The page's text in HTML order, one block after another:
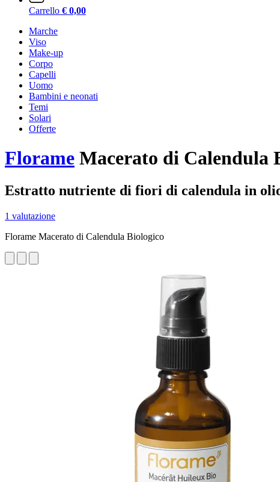
Carrello € 0,00
Marche
Viso
Make-up
Corpo
Capelli
Uomo
Bambini e neonati
Temi
Solari
Offerte
Florame Macerato di Calendula
Estratto nutriente di fiori di calendula in
1 valutazione
Florame Macerato di Calendula Biologico